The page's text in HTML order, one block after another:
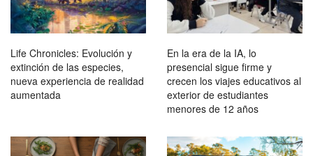
Life Chronicles: Evolución y
extinción de las especies,
nueva experiencia de realidad
aumentada
En la era de la IA, lo
presencial sigue firme y
crecen los viajes educativos al
exterior de estudiantes
menores de 12 años